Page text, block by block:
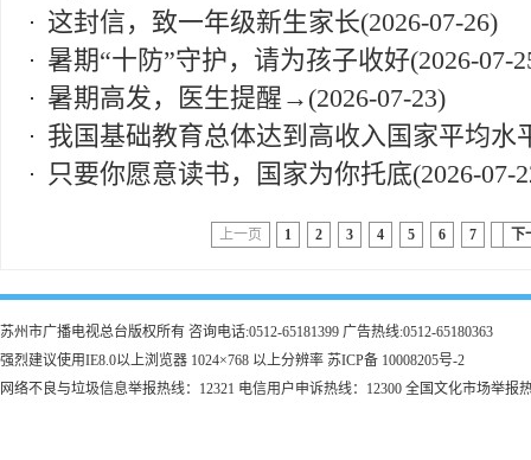
这封信，致一年级新生家长(2026-07-26)
暑期“十防”守护，请为孩子收好(2026-07-
暑期高发，医生提醒→ (2026-07-23)
我国基础教育总体达到高收入国家平均水
只要你愿意读书，国家为你托底(2026-07-
上一页 1 2 3 4 5 6 7
苏州市广播电视总台版权所有 咨询电话:0512-65181399 广告热线:0512-65180363
强烈建议使用IE8.0以上浏览器 1024×768 以上分辨率 苏ICP备 10008205号-2
网络不良与垃圾信息举报热线：12321 电信用户申诉热线：12300 全国文化市场举报